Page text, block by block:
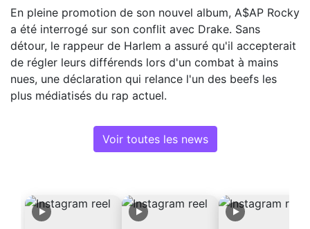
En pleine promotion de son nouvel album, A$AP Rocky
a été interrogé sur son conflit avec Drake. Sans
détour, le rappeur de Harlem a assuré qu'il accepterait
de régler leurs différends lors d'un combat à mains
nues, une déclaration qui relance l'un des beefs les
plus médiatisés du rap actuel.
Voir toutes les news